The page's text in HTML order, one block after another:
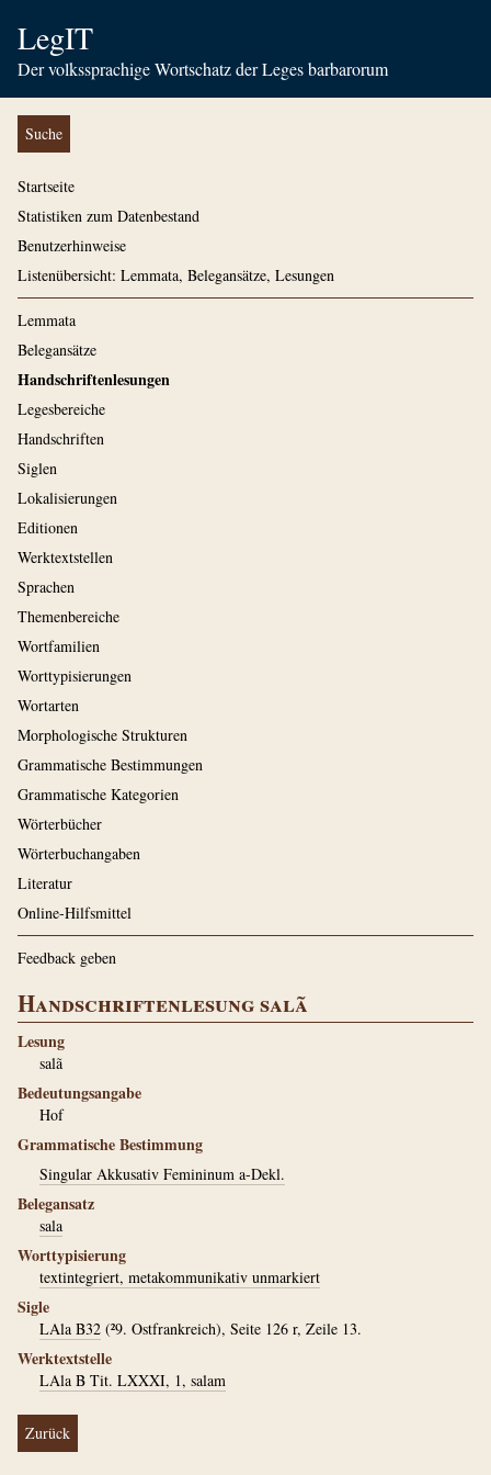
LegIT
Der volkssprachige Wortschatz der Leges barbarorum
Suche
Startseite
Statistiken zum Datenbestand
Benutzerhinweise
Listenübersicht: Lemmata, Belegansätze, Lesungen
Lemmata
Belegansätze
Handschriftenlesungen
Legesbereiche
Handschriften
Siglen
Lokalisierungen
Editionen
Werktextstellen
Sprachen
Themenbereiche
Wortfamilien
Worttypisierungen
Wortarten
Morphologische Strukturen
Grammatische Bestimmungen
Grammatische Kategorien
Wörterbücher
Wörterbuchangaben
Literatur
Online-Hilfsmittel
Feedback geben
Handschriftenlesung salã
Lesung
salã
Bedeutungsangabe
Hof
Grammatische Bestimmung
Singular Akkusativ Femininum a-Dekl.
Belegansatz
sala
Worttypisierung
textintegriert, metakommunikativ unmarkiert
Sigle
LAla B32 (²9. Ostfrankreich), Seite 126 r, Zeile 13.
Werktextstelle
LAla B Tit. LXXXI, 1, salam
Zurück